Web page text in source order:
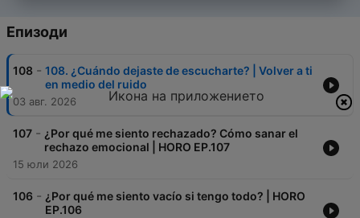
Епизоди
108 - 108. ¿Cuándo dejaste de escucharte? | Volver a ti
en medio del ruido
03 авг. 2026
107 - ¿Por qué me siento rechazado? Cómo sanar el
rechazo emocional | HORO EP.107
15 юли 2026
106 - ¿Por qué me siento vacío si tengo todo? | HORO
EP.106